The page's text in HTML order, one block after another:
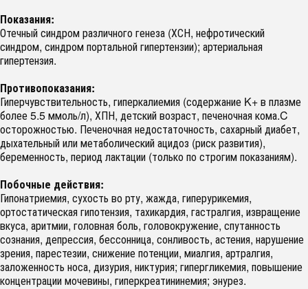
Показания:
Отечный синдром различного генеза (ХСН, нефротический
синдром, синдром портальной гипертензии); артериальная
гипертензия.
Противопоказания:
Гиперчувствительность, гиперкалиемия (содержание K+ в плазме
более 5.5 ммоль/л), ХПН, детский возраст, печеночная кома.C
осторожностью. Печеночная недостаточность, сахарный диабет,
дыхательный или метаболический ацидоз (риск развития),
беременность, период лактации (только по строгим показаниям).
Побочные действия:
Гипонатриемия, сухость во рту, жажда, гиперурикемия,
ортостатическая гипотензия, тахикардия, гастралгия, извращение
вкуса, аритмии, головная боль, головокружение, спутанность
сознания, депрессия, бессонница, сонливость, астения, нарушение
зрения, парестезии, снижение потенции, миалгия, артралгия,
заложенность носа, дизурия, никтурия; гипергликемия, повышение
концентрации мочевины, гиперкреатининемия; энурез.